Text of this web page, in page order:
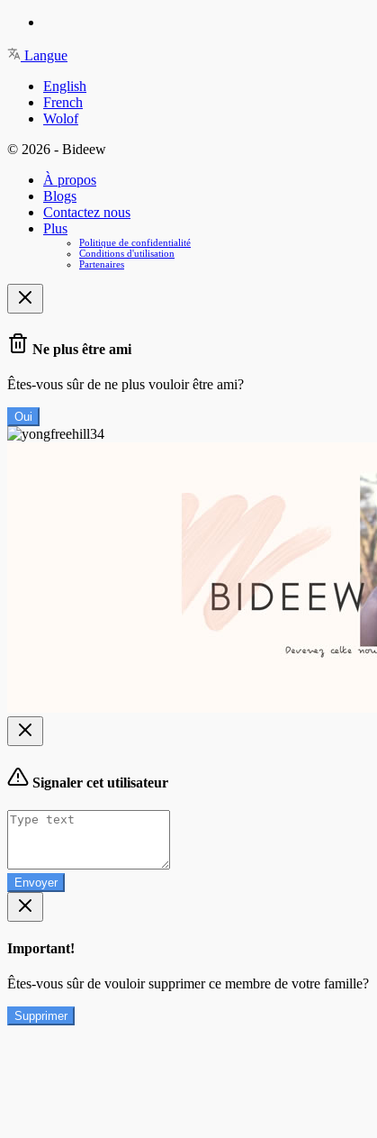
Langue
English
French
Wolof
© 2026 - Bideew
À propos
Blogs
Contactez nous
Plus
Politique de confidentialité
Conditions d'utilisation
Partenaires
Ne plus être ami
Êtes-vous sûr de ne plus vouloir être ami?
Oui
Signaler cet utilisateur
Envoyer
Important!
Êtes-vous sûr de vouloir supprimer ce membre de votre famille?
Supprimer